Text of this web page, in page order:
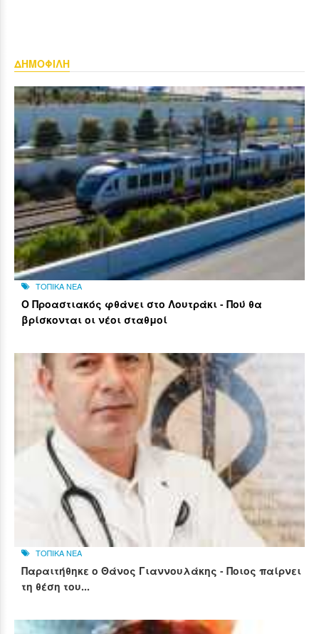
ΔΗΜΟΦΙΛΗ
ΤΟΠΙΚΑ ΝΕΑ
Ο Προαστιακός φθάνει στο Λουτράκι - Πού θα
βρίσκονται οι νέοι σταθμοί
ΤΟΠΙΚΑ ΝΕΑ
Παραιτήθηκε ο Θάνος Γιαννουλάκης - Ποιος παίρνει
τη θέση του...